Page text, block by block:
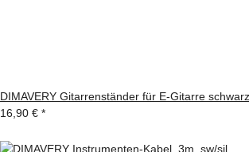
DIMAVERY Gitarrenständer für E-Gitarre schwarz
16,90 € *